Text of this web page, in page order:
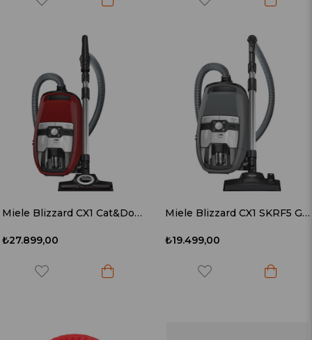
Miele Blizzard CX1 Cat&Dog SKCF5 Powerline Mango Kırmızısı Elektrikli Süpürge
₺27.899,00
Miele Blizzard CX1 SKRF5 Graphıt Grey Toz Torbasız Süpürge
₺19.499,00